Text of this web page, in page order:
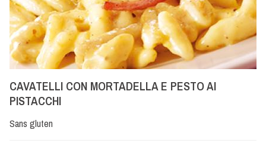
CAVATELLI CON MORTADELLA E PESTO AI
PISTACCHI
Sans gluten